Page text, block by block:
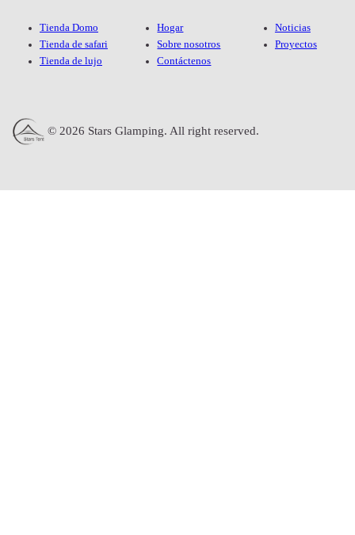
Tienda Domo
Tienda de safari
Tienda de lujo
Hogar
Sobre nosotros
Contáctenos
Noticias
Proyectos
© 2026 Stars Glamping. All right reserved.